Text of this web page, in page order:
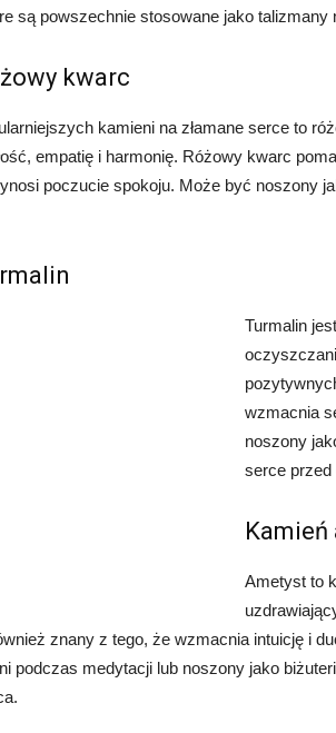
są powszechnie stosowane jako talizmany
kwarc
kamieni na złamane serce to
empatię i harmonię. Różowy kwarc
poczucie spokoju. Może być noszony
Turmalin
wzmacnia
noszony
serce
Ametyst to
znany z tego, że wzmacnia intuicję i
podczas medytacji lub noszony jako